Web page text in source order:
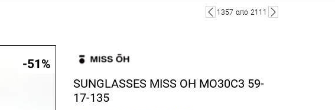
1357 από 2111
-51%
SUNGLASSES MISS OH MO30C3 59-
17-135